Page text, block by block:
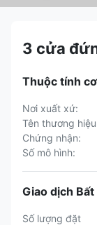
3 cửa
Thuộc tính
Nơi xuất xứ:
Tên thương
Chứng nhận:
Số mô hình:
Giao dịch
Số lượng đặt